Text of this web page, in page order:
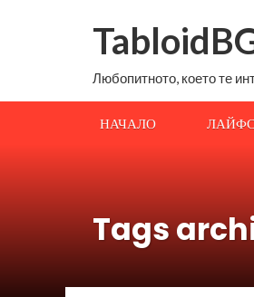
Любопитното, което те
НАЧАЛО
Tags